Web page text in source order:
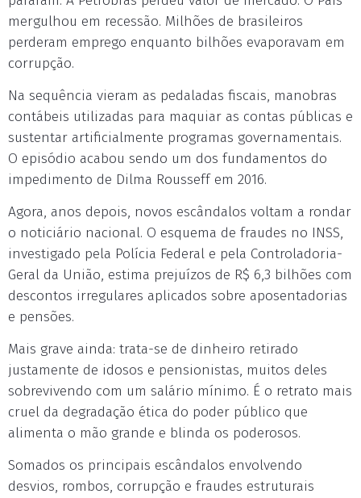
mergulhou em recessão. Milhões de brasileiros
perderam emprego enquanto bilhões evaporavam em
corrupção.
Na sequência vieram as pedaladas fiscais, manobras
contábeis utilizadas para maquiar as contas públicas e
sustentar artificialmente programas governamentais.
O episódio acabou sendo um dos fundamentos do
impedimento de Dilma Rousseff em 2016.
Agora, anos depois, novos escândalos voltam a rondar
o noticiário nacional. O esquema de fraudes no INSS,
investigado pela Polícia Federal e pela Controladoria-
Geral da União, estima prejuízos de R$ 6,3 bilhões com
descontos irregulares aplicados sobre aposentadorias
e pensões.
Mais grave ainda: trata-se de dinheiro retirado
justamente de idosos e pensionistas, muitos deles
sobrevivendo com um salário mínimo. É o retrato mais
cruel da degradação ética do poder público que
alimenta o mão grande e blinda os poderosos.
Somados os principais escândalos envolvendo
desvios, rombos, corrupção e fraudes estruturais